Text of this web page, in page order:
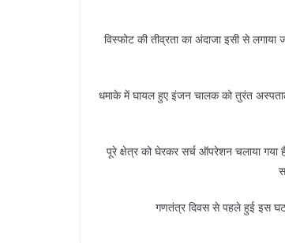
विस्फोट की तीव्रता का अंदाजा इसी से
धमाके में घायल हुए इंजन चालक को तुरंत
पूरे क्षेत्र को घेरकर सर्च ऑपरेशन चलाया गया
गणतंत्र दिवस से पहले हुई इस